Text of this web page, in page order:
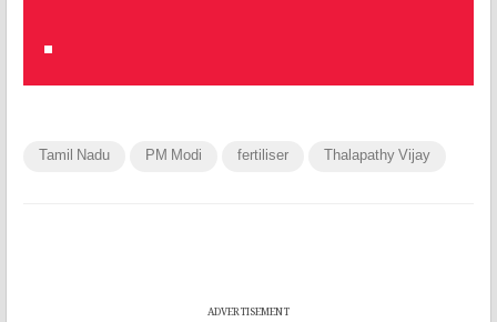
Tamil Nadu PM Modi fertiliser Thalapathy Vijay
ADVERTISEMENT